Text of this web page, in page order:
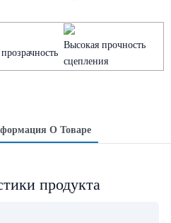
Высокая прочность
сцепления
О Товаре
продукта